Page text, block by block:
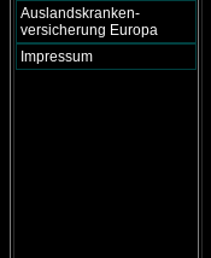
Auslandskranken-
versicherung Europa
Impressum